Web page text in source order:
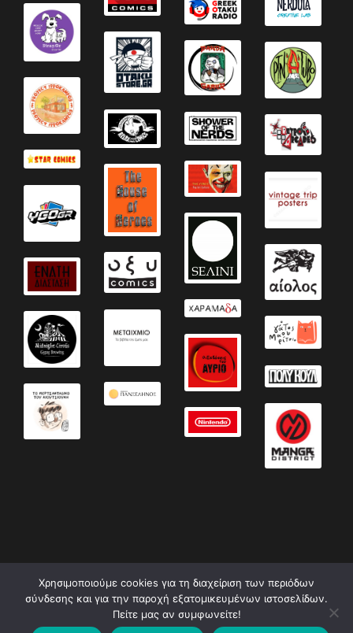
Designed byCCL| Developed byjKourou
Χρησιμοποιούμε cookies για τη διαχείριση των περιόδων
σύνδεσης και για την παροχή εξατομικευμένων ιστοσελίδων.
Πείτε μας αν συμφωνείτε!